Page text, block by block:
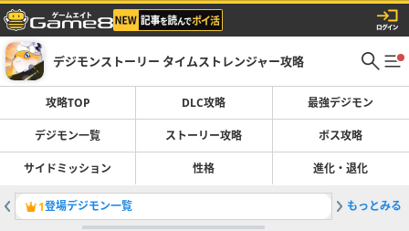
デジモンストーリー タイムストレンジャー攻略
攻略TOP DLC攻略 最強デジモン
デジモン一覧 ストーリー攻略 ボス攻略
サイドミッション 性格 進化・退化
1登場デジモン一覧 2ストー
もっとみる